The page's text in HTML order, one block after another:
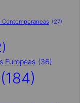
Contemporaneas (27)
Europeas (36)
(184)